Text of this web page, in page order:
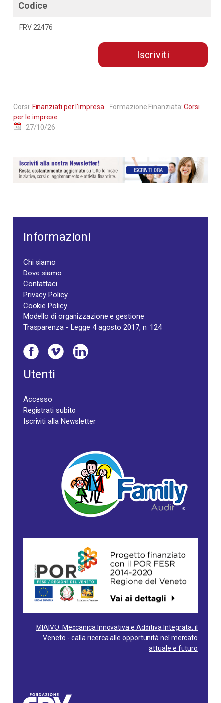
Codice
FRV 22476
Iscriviti
Corsi: Finanziati per l'impresa Formazione Finanziata: Corsi
per le imprese
27/10/26
Informazioni
Chi siamo
Dove siamo
Contattaci
Privacy Policy
Cookie Policy
Modello di organizzazione e gestione
Trasparenza - Legge 4 agosto 2017, n. 124
Utenti
Accesso
Registrati subito
Iscriviti alla Newsletter
MIAIVO: Meccanica Innovativa e Additiva Integrata: il
Veneto - dalla ricerca alle opportunità nel mercato
attuale e futuro